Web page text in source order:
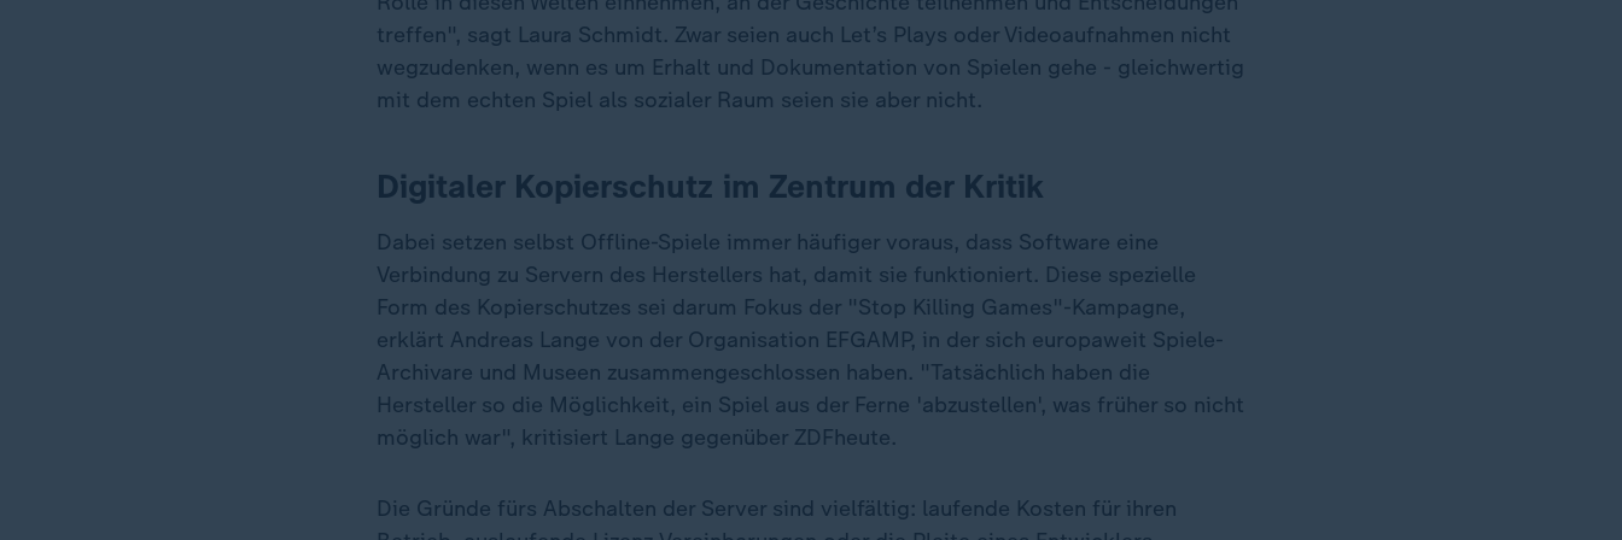
treffen", sagt Laura Schmidt. Zwar seien auch Let’s Plays oder Videoaufnahmen nicht
wegzudenken, wenn es um Erhalt und Dokumentation von Spielen gehe - gleichwertig
mit dem echten Spiel als sozialer Raum seien sie aber nicht.
Digitaler Kopierschutz im Zentrum der Kritik
Dabei setzen selbst Offline-Spiele immer häufiger voraus, dass Software eine
Verbindung zu Servern des Herstellers hat, damit sie funktioniert. Diese spezielle
Form des Kopierschutzes sei darum Fokus der "Stop Killing Games"-Kampagne,
erklärt Andreas Lange von der Organisation EFGAMP, in der sich europaweit Spiele-
Archivare und Museen zusammengeschlossen haben. "Tatsächlich haben die
Hersteller so die Möglichkeit, ein Spiel aus der Ferne 'abzustellen', was früher so nicht
möglich war", kritisiert Lange gegenüber ZDFheute.
Die Gründe fürs Abschalten der Server sind vielfältig: laufende Kosten für ihren